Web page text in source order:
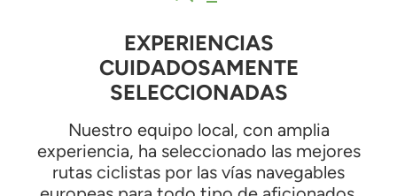
EXPERIENCIAS
CUIDADOSAMENTE
SELECCIONADAS
Nuestro equipo local, con amplia
experiencia, ha seleccionado las mejores
rutas ciclistas por las vías navegables